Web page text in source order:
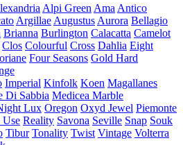
Alpi Green Ama Antico
Argillae Augustus Aurora Bellagio
Brianna Burlington Calacatta Camelot
Clos Colourful Cross Dahlia Eight
Four Seasons Gold Hard
Imperial Kinfolk Koen Magallanes
Di Sabbia Medicea Marble
Lux Oregon Oxyd Jewel Piemonte
Use Reality Savona Seville Snap Souk
Tibur Tonality Twist Vintage Volterra